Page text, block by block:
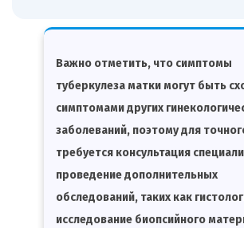
Важно отметить, что симптомы
туберкулеза матки могут быть
симптомами других
заболеваний, поэтому для
требуется консультация
проведение дополнительных
обследований, таких как
исследование биопсийного